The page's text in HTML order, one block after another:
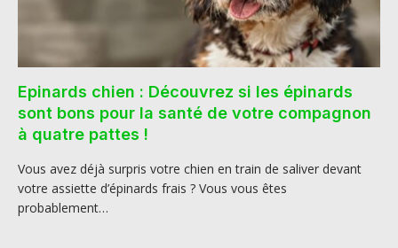
Epinards chien : Découvrez si les épinards
sont bons pour la santé de votre compagnon
à quatre pattes !
Vous avez déjà surpris votre chien en train de saliver devant
votre assiette d’épinards frais ? Vous vous êtes
probablement…